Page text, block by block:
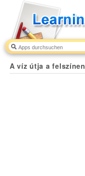
A víz útja a felszínen